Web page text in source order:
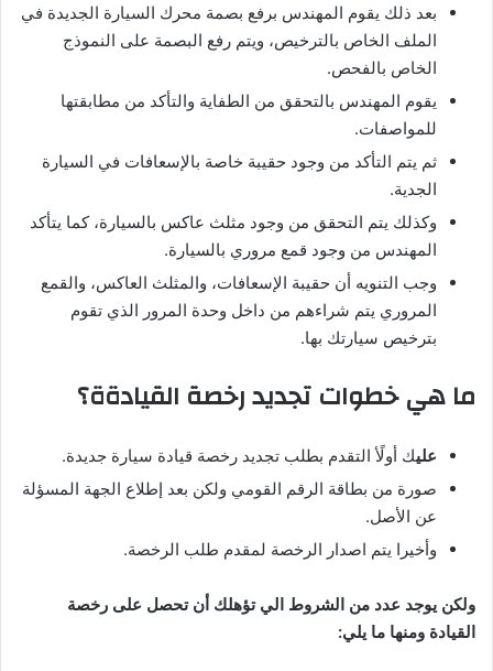
بعد ذلك يقوم المهندس برفع بصمة محرك السيارة الجديدة في
الملف الخاص بالترخيص، ويتم رفع البصمة على النموذج
الخاص بالفحص.
يقوم المهندس بالتحقق من الطفاية والتأكد من مطابقتها
للمواصفات.
ثم يتم التأكد من وجود حقيبة خاصة بالإسعافات في السيارة
الجدية.
وكذلك يتم التحقق من وجود مثلث عاكس بالسيارة، كما يتأكد
المهندس من وجود قمع مروري بالسيارة.
وجب التنويه أن حقيبة الإسعافات، والمثلث العاكس، والقمع
المروري يتم شراءهم من داخل وحدة المرور الذي تقوم
بترخيص سيارتك بها.
ما هي خطوات تجديد رخصة القيادةة؟
عليك أولًأ التقدم بطلب تجديد رخصة قيادة سيارة جديدة.
صورة من بطاقة الرقم القومي ولكن بعد إطلاع الجهة المسؤلة
عن الأصل.
وأخيرا يتم اصدار الرخصة لمقدم طلب الرخصة.
ولكن يوجد عدد من الشروط الي تؤهلك أن تحصل على رخصة
القيادة ومنها ما يلي: